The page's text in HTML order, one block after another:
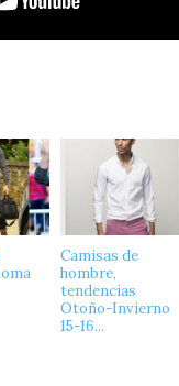
Camisas de
hombre,
tendencias
Otoño-Invierno
15-16...